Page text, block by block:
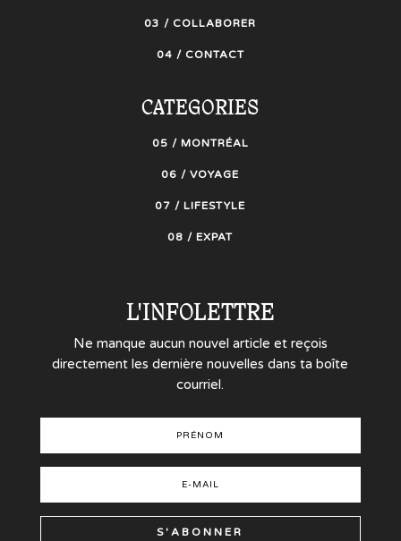
03 / COLLABORER
04 / CONTACT
CATEGORIES
05 / MONTRÉAL
06 / VOYAGE
07 / LIFESTYLE
08 / EXPAT
L'INFOLETTRE
Ne manque aucun nouvel article et reçois
directement les dernière nouvelles dans ta boîte
courriel.
S'ABONNER